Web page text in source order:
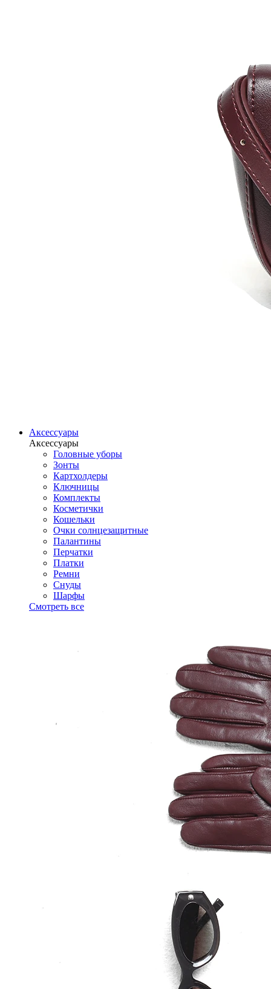
Аксессуары
Аксессуары
Головные уборы
Зонты
Картхолдеры
Ключницы
Комплекты
Косметички
Кошельки
Очки солнцезащитные
Палантины
Перчатки
Платки
Ремни
Снуды
Шарфы
Смотреть все